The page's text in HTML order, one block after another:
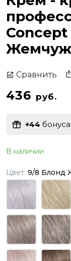
Сравнить
436 руб.
+44 бонуса
В наличии
Цвет: 9/8 Блонд